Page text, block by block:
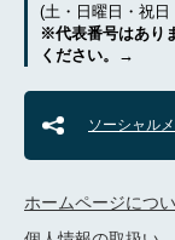
(土・日曜日・祝
※代表番号はあり
ください。→
ソーシャル
ホームページにつ